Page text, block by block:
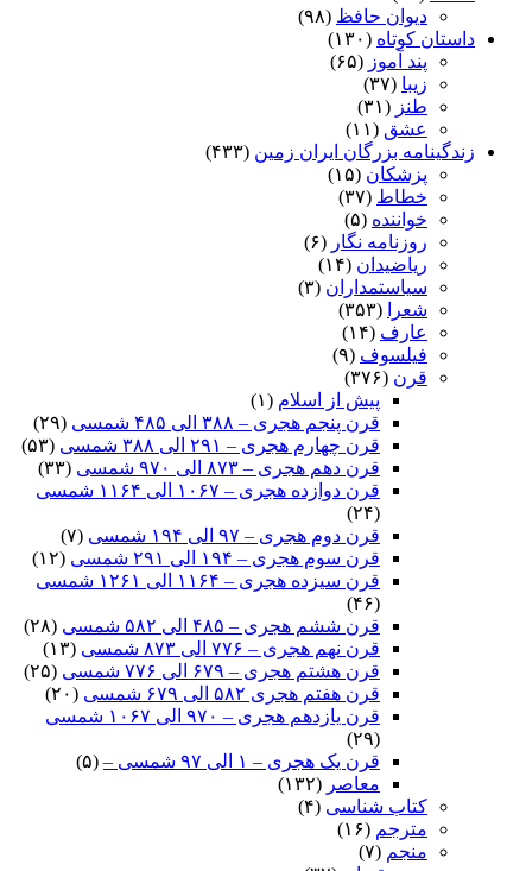
دیوان حافظ (۹۸)
داستان کوتاه (۱۳۰)
پند آموز (۶۵)
زیبا (۳۷)
طنز (۳۱)
عشق (۱۱)
زندگینامه بزرگان ایران زمین (۴۳۳)
پزشکان (۱۵)
خطاط (۳۷)
خواننده (۵)
روزنامه نگار (۶)
ریاضیدان (۱۴)
سیاستمداران (۳)
شعرا
(۳۵۳)
عارف (۱۴)
فیلسوف (۹)
قرن (۳۷۶)
پیش از اسلام (۱)
قرن پنجم هجری – ۳۸۸ الی ۴۸۵ شمسی
(۲۹)
قرن چهارم هجری – ۲۹۱ الی ۳۸۸ شمسی
(۵۳)
قرن دهم هجری – ۸۷۳ الی ۹۷۰ شمسی
(۳۳)
قرن دوازده هجری – ۱۰۶۷ الی ۱۱۶۴ شمسی
(۲۴)
قرن دوم هجری – ۹۷ الی ۱۹۴ شمسی
(۷)
قرن سوم هجری – ۱۹۴ الی ۲۹۱ شمسی
(۱۲)
قرن سیزده هجری – ۱۱۶۴ الی ۱۲۶۱ شمسی
(۴۶)
قرن ششم هجری – ۴۸۵ الی ۵۸۲ شمسی
(۲۸)
قرن نهم هجری – ۷۷۶ الی ۸۷۳ شمسی
(۱۳)
قرن هشتم هجری – ۶۷۹ الی ۷۷۶ شمسی
(۲۵)
قرن هفتم هجری ۵۸۲ الی ۶۷۹ شمسی
(۲۰)
قرن یازدهم هجری – ۹۷۰ الی ۱۰۶۷ شمسی
(۲۹)
قرن یک هجری – ۱ الی ۹۷ شمسی –
(۵)
معاصر (۱۳۲)
کتاب شناسی (۴)
مترجم (۱۶)
منجم (۷)